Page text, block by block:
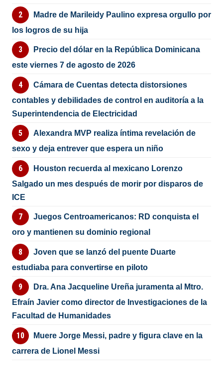
Madre de Marileidy Paulino expresa orgullo por
los logros de su hija
Precio del dólar en la República Dominicana
este viernes 7 de agosto de 2026
Cámara de Cuentas detecta distorsiones
contables y debilidades de control en auditoría a la
Superintendencia de Electricidad
Alexandra MVP realiza íntima revelación de
sexo y deja entrever que espera un niño
Houston recuerda al mexicano Lorenzo
Salgado un mes después de morir por disparos de
ICE
Juegos Centroamericanos: RD conquista el
oro y mantienen su dominio regional
Joven que se lanzó del puente Duarte
estudiaba para convertirse en piloto
Dra. Ana Jacqueline Ureña juramenta al Mtro.
Efraín Javier como director de Investigaciones de la
Facultad de Humanidades
Muere Jorge Messi, padre y figura clave en la
carrera de Lionel Messi